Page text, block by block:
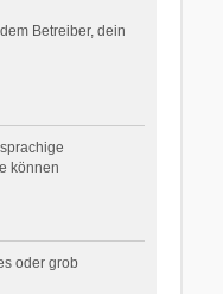
Betreiber, dein
können
oder grob